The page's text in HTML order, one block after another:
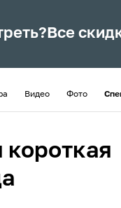
Все
Видео Фото
короткая